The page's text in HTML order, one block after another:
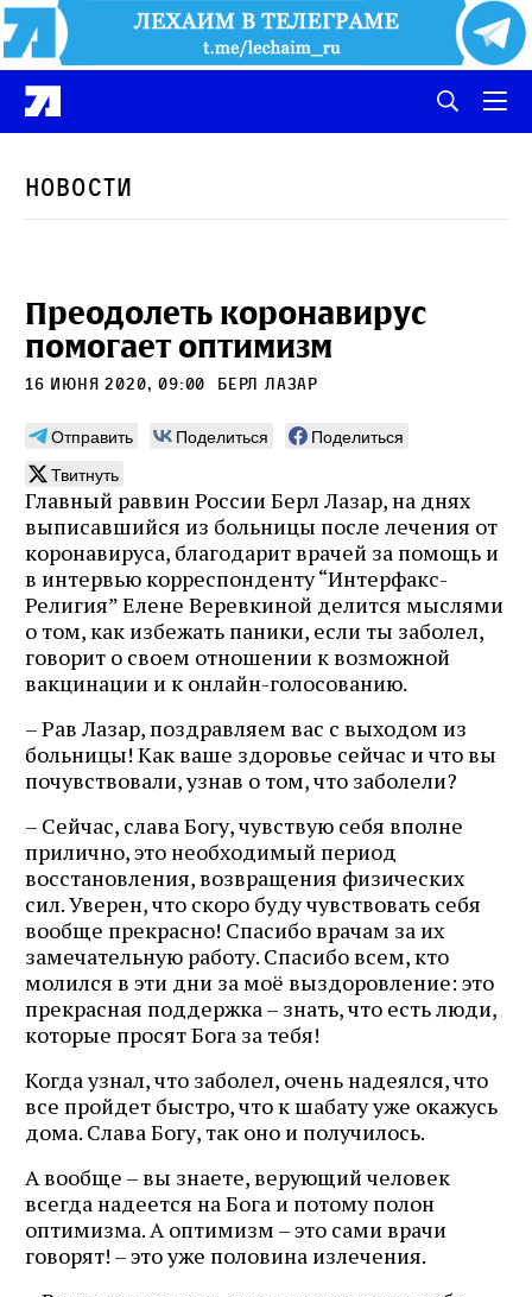
Новости
Преодолеть коронавирус
помогает оптимизм
16 июня 2020, 09:00 Берл Лазар
Отправить Поделиться
Поделиться
Твитнуть
Главный раввин России Берл Лазар, на днях
выписавшийся из больницы после лечения от
коронавируса, благодарит врачей за помощь и
в интервью корреспонденту “Интерфакс-
Религия” Елене Веревкиной делится мыслями
о том, как избежать паники, если ты заболел,
говорит о своем отношении к возможной
вакцинации и к онлайн-голосованию.
– Рав Лазар, поздравляем вас с выходом из
больницы! Как ваше здоровье сейчас и что вы
почувствовали, узнав о том, что заболели?
– Сейчас, слава Богу, чувствую себя вполне
прилично, это необходимый период
восстановления, возвращения физических
сил. Уверен, что скоро буду чувствовать себя
вообще прекрасно! Спасибо врачам за их
замечательную работу. Спасибо всем, кто
молился в эти дни за моё выздоровление: это
прекрасная поддержка – знать, что есть люди,
которые просят Бога за тебя!
Когда узнал, что заболел, очень надеялся, что
все пройдет быстро, что к шабату уже окажусь
дома. Слава Богу, так оно и получилось.
А вообще – вы знаете, верующий человек
всегда надеется на Бога и потому полон
оптимизма. А оптимизм – это сами врачи
говорят! – это уже половина излечения.